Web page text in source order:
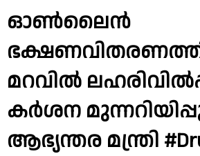
ഓൺലൈൻ
മറവിൽ
കർശന
ആഭ്യന്തര മന്ത്രി